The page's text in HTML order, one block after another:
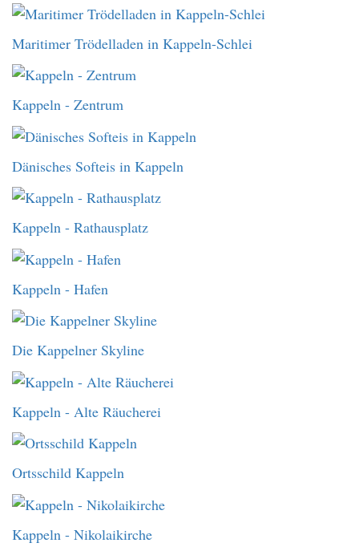
Maritimer Trödelladen in Kappeln-Schlei
Kappeln - Zentrum
Dänisches Softeis in Kappeln
Kappeln - Rathausplatz
Kappeln - Hafen
Die Kappelner Skyline
Kappeln - Alte Räucherei
Ortsschild Kappeln
Kappeln - Nikolaikirche